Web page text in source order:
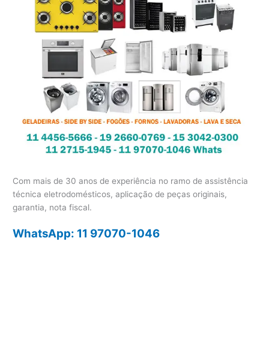
Com mais de 30 anos de experiência no ramo de assistência
técnica eletrodomésticos, aplicação de peças originais,
garantia, nota fiscal.
WhatsApp: 11 97070-1046